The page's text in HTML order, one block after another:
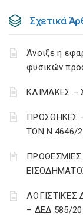
Σχετικά
Άνοιξε η
φυσικών
ΚΛΙΜΑΚΕΣ –
ΠΡΟΣΘΗΚΕΣ
ΤΟΝ Ν.4646/
– ΔΕΔ 585/